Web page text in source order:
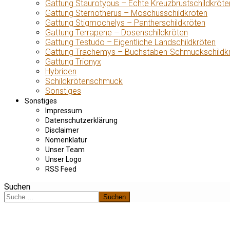
Gattung Staurotypus – Echte
Gattung Sternotherus – Moschusschildkröten
Gattung Stigmochelys – Pantherschildkröten
Gattung Terrapene – Dosenschildkröten
Gattung Testudo – Eigentliche Landschildkröten
Gattung Trachemys – Buchstaben-
Gattung Trionyx
Hybriden
Schildkrötenschmuck
Sonstiges
Sonstiges
Impressum
Datenschutzerklärung
Disclaimer
Nomenklatur
Unser Team
Unser Logo
RSS Feed
Suchen
Suchen